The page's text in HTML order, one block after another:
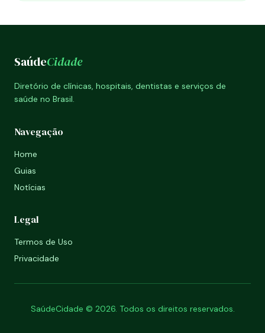
SaúdeCidade
Diretório de clínicas, hospitais, dentistas e serviços de
saúde no Brasil.
Navegação
Home
Guias
Notícias
Legal
Termos de Uso
Privacidade
SaúdeCidade © 2026. Todos os direitos reservados.